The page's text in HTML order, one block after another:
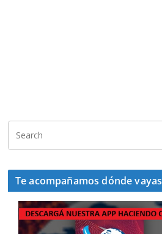
Te acompañamos dónde vayas